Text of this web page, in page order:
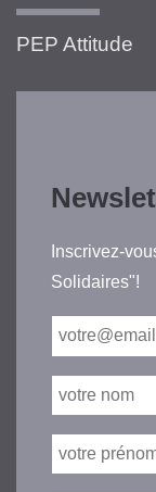
PEP Attitude
Inscrivez-
Solidaires"!